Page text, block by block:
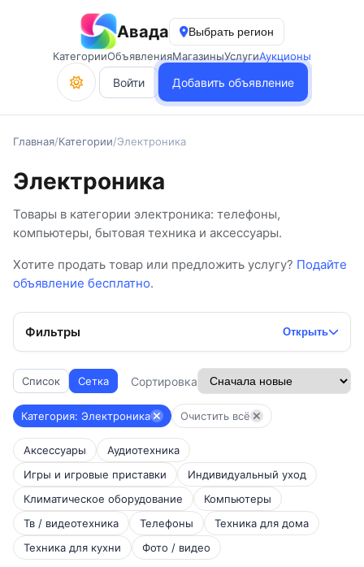
Авада
Выбрать регион
КатегорииОбъявленияМагазиныУслугиАукционы
Войти Добавить объявление
Главная/Категории/Электроника
Электроника
Товары в категории электроника: телефоны,
компьютеры, бытовая техника и аксессуары.
Хотите продать товар или предложить услугу? Подайте
объявление бесплатно.
Фильтры Открыть
Список Сетка Сортировка
Категория: Электроника Очистить всё
Аксессуары
Аудиотехника
Игры и игровые приставки
Индивидуальный уход
Климатическое оборудование
Компьютеры
Тв / видеотехника
Телефоны
Техника для дома
Техника для кухни
Фото / видео